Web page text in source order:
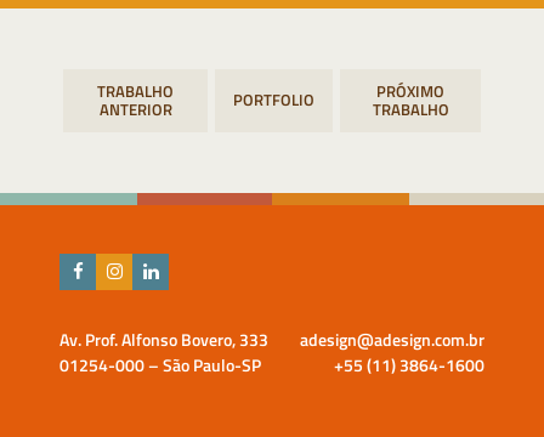
Navegação PORTFOLIO
Av. Prof. Alfonso Bovero, 333
01254-000 – São Paulo-SP
adesign@adesign.com.br
+55 (11) 3864-1600